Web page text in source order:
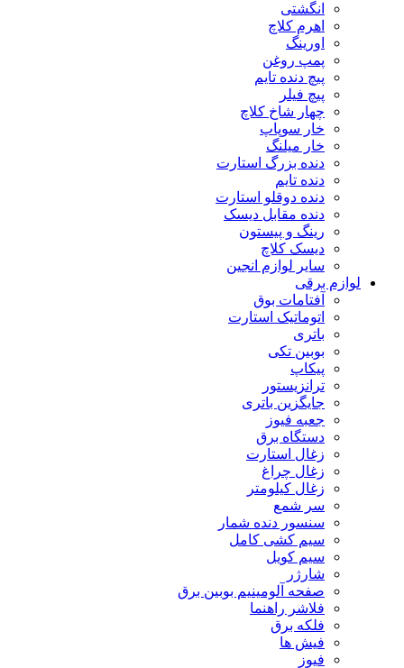
انگشتی
اهرم کلاچ
اورینگ
پمپ روغن
پیچ دنده تایم
پیچ فیلر
چهار شاخ کلاچ
خار سوپاپ
خار میلنگ
دنده بزرگ استارت
دنده تایم
دنده دوقلو استارت
دنده مقابل دیسک
رینگ و پیستون
دیسک کلاچ
سایر لوازم انجین
لوازم برقی
آفتامات بوق
اتوماتیک استارت
باتری
بوبین تکی
پیکاپ
ترانزیستور
جایگزین باتری
جعبه فیوز
دستگاه برق
زغال استارت
زغال چراغ
زغال کیلومتر
سر شمع
سنسور دنده شمار
سیم کشی کامل
سیم کویل
شارژر
صفحه آلومینیم بوبین برق
فلاشر راهنما
فلکه برق
فیش ها
فیوز